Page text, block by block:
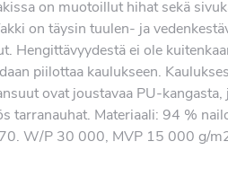
on muotoillut hihat sekä
on täysin tuulen- ja
Hengittävyydestä ei ole
piilottaa kaulukseen.
ovat joustavaa PU-kangasta,
tarranauhat. Materiaali: 94 %
W/P 30 000, MVP 15 000 g/